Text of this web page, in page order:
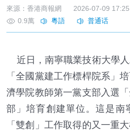
來源：香港商報網
2026-07-09 17:25
0.9萬
近日，南寧職業技術大學
「全國黨建工作標桿院系」
濟學院教師第一黨支部入選
部」培育創建單位。這是南
「雙創」工作取得的又一重